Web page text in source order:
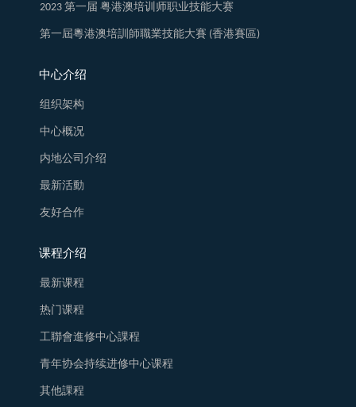
2023 第一届 粤港澳培训师职业技能大赛
第一屆粵港澳培訓師職業技能大賽 (香港賽區)
中心介绍
组织架构
中心概况
内地公司介绍
最新活動
友好合作
课程介绍
最新课程
热门课程
工聯會進修中心課程
青年协会持续进修中心课程
其他課程